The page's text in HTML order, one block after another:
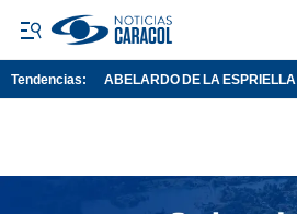
Tendencias: ABELARDO DE LA ESPRIELLA